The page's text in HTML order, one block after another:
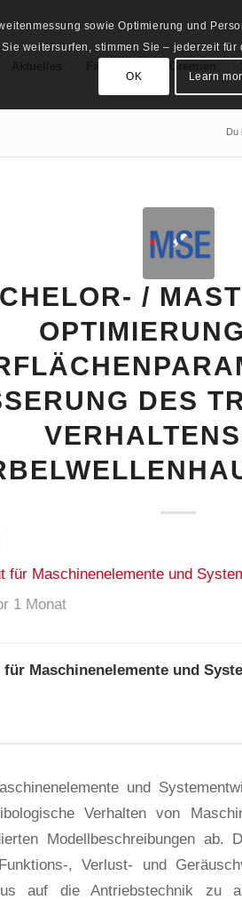
Du
/
DES
für Maschinenelemente und
1 Monat
Maschinenelemente und
und
Verhalten von
Modellbeschreibungen ab.
, Verlust- und
auf die Antriebstechnik zu
sowie Optimierung und
weitersurfen, stimmen Sie – jederzeit
OK Learn